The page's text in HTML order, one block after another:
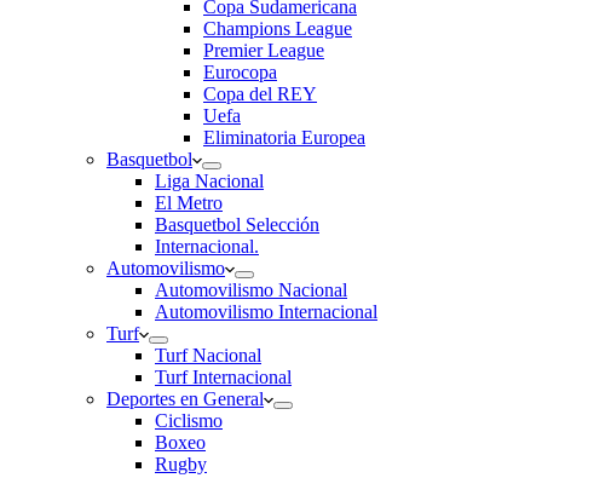
Copa Sudamericana
Champions League
Premier League
Eurocopa
Copa del REY
Uefa
Eliminatoria Europea
Basquetbol
Liga Nacional
El Metro
Basquetbol Selección
Internacional.
Automovilismo
Automovilismo Nacional
Automovilismo Internacional
Turf
Turf Nacional
Turf Internacional
Deportes en General
Ciclismo
Boxeo
Rugby